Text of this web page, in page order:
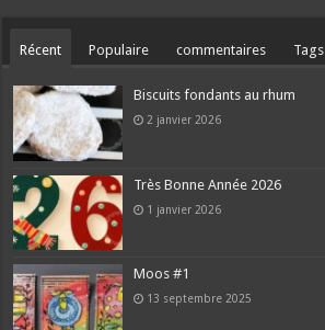
Récent Populaire commentaires Tags
Biscuits fondants au rhum
2 janvier 2026
Très Bonne Année 2026
1 janvier 2026
Moos #1
13 septembre 2025